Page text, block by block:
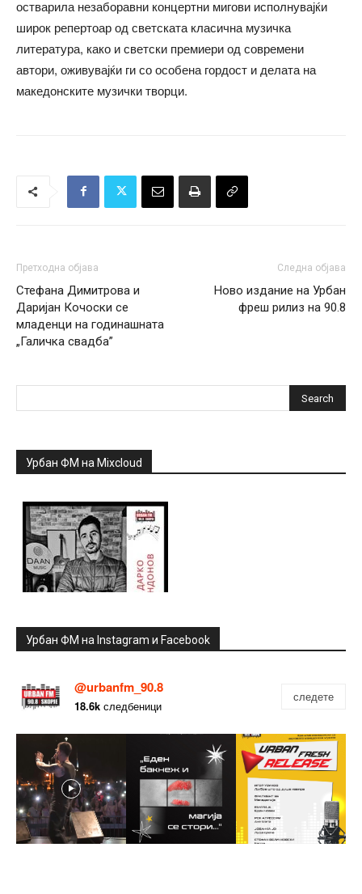
остварила незаборавни концертни мигови исполнувајќи
широк репертоар од светската класична музичка
литература, како и светски премиери од современи
автори, оживувајќи ги со особена гордост и делата на
македонските музички творци.
Претходна објава
Стефана Димитрова и
Даријан Кочоски се
младенци на годинашната
„Галичка свадба”
Следна објава
Ново издание на Урбан
фреш рилиз на 90.8
Урбан ФМ на Mixcloud
Урбан ФМ на Instagram и Facebook
@urbanfm_90.8
18.6k следбеници
следете